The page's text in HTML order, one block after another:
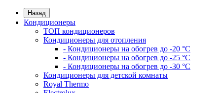
Назад
Кондиционеры
ТОП кондиционеров
Кондиционеры для отопления
- Кондиционеры на обогрев до -20 °C
- Кондиционеры на обогрев до -25 °C
- Кондиционеры на обогрев до -30 °C
Кондиционеры для детской комнаты
Royal Thermo